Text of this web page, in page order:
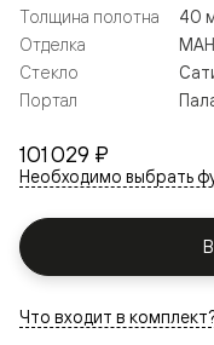
101 029 ₽
Необходимо выбрать
Толщина полотна
40
Отделка
Стекло
Портал
Что входит в